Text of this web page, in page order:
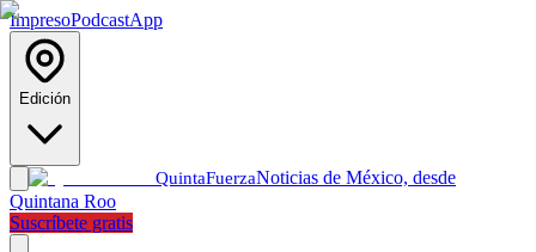
ImpresoPodcastApp
Edición
QuintaFuerzaNoticias de México, desde
Quintana Roo
Suscríbete gratis